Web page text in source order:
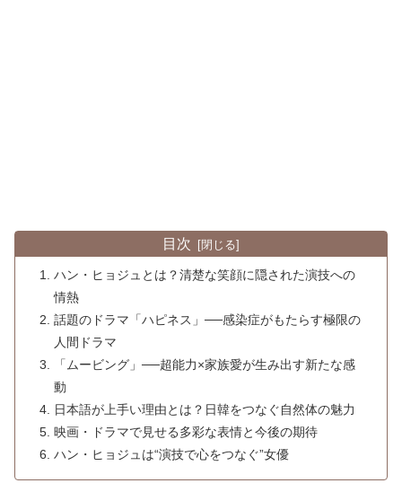
目次
ハン・ヒョジュとは？清楚な笑顔に隠された演技への
情熱
話題のドラマ「ハピネス」──感染症がもたらす極限の
人間ドラマ
「ムービング」──超能力×家族愛が生み出す新たな感
動
日本語が上手い理由とは？日韓をつなぐ自然体の魅力
映画・ドラマで見せる多彩な表情と今後の期待
ハン・ヒョジュは“演技で心をつなぐ”女優